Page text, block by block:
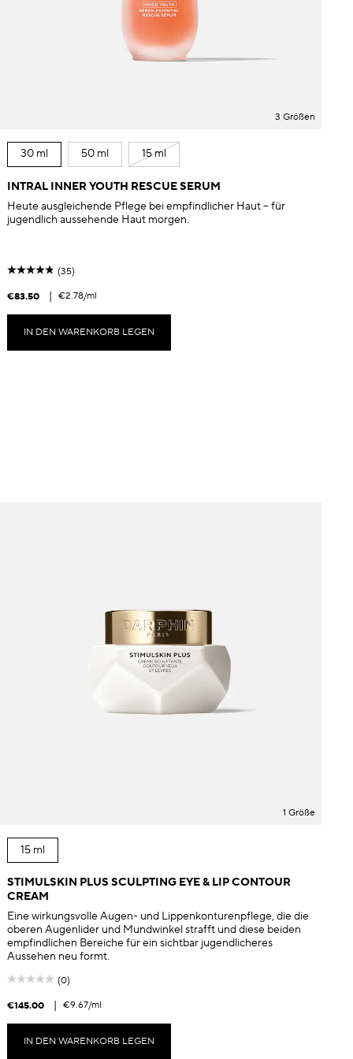
3 Größen
30 ml 50 ml 15 ml
INTRAL INNER YOUTH RESCUE SERUM
Heute ausgleichende Pflege bei empfindlicher Haut – für
jugendlich aussehende Haut morgen.
(35)
€83.50 | €2.78/ml
IN DEN WARENKORB LEGEN
1 Größe
15 ml
STIMULSKIN PLUS SCULPTING EYE & LIP CONTOUR
CREAM
Eine wirkungsvolle Augen- und Lippenkonturenpflege, die die
oberen Augenlider und Mundwinkel strafft und diese beiden
empfindlichen Bereiche für ein sichtbar jugendlicheres
Aussehen neu formt.
(0)
€145.00 €9.67/ml
IN DEN WARENKORB LEGEN